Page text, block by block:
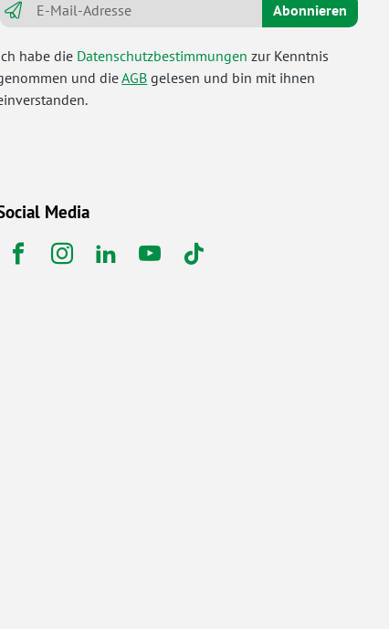
Abonnieren
habe die Datenschutzbestimmungen zur Kenntnis
und dieAGB gelesen und bin mit ihnen
Media